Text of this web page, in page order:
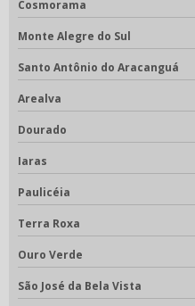
Cosmorama
Monte Alegre do Sul
Santo Antônio do Aracanguá
Arealva
Dourado
Iaras
Paulicéia
Terra Roxa
Ouro Verde
São José da Bela Vista